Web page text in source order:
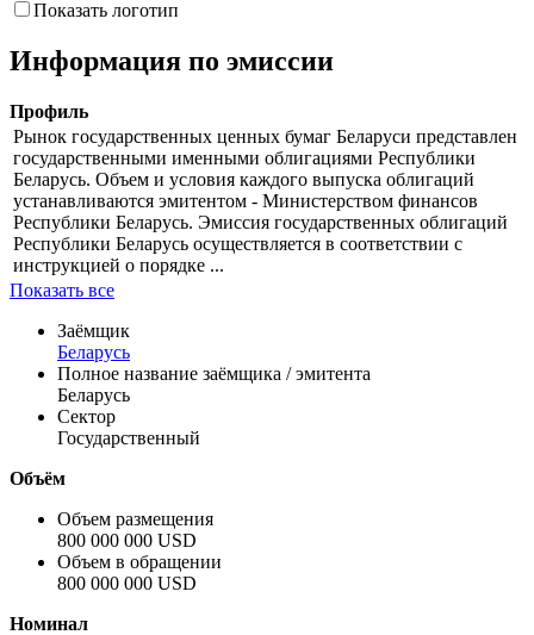
Показать логотип
Информация по эмиссии
Профиль
Рынок государственных ценных бумаг Беларуси представлен
государственными именными облигациями Республики
Беларусь. Объем и условия каждого выпуска облигаций
устанавливаются эмитентом - Министерством финансов
Республики Беларусь. Эмиссия государственных облигаций
Республики Беларусь осуществляется в соответствии с
инструкцией о порядке ...
Показать все
Заёмщик
Беларусь
Полное название заёмщика / эмитента
Беларусь
Сектор
Государственный
Объём
Объем размещения
800 000 000 USD
Объем в обращении
800 000 000 USD
Номинал